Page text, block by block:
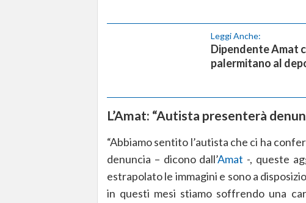
Leggi Anche:
Dipendente Amat
palermitano al
L’Amat: “Autista presenterà
“Abbiamo sentito l’autista che ci ha
denuncia – dicono dall’Amat -, queste
estrapolato le immagini e sono a
in questi mesi stiamo soffrendo una